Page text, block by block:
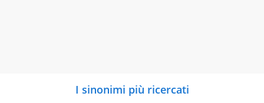
I sinonimi più ricercati